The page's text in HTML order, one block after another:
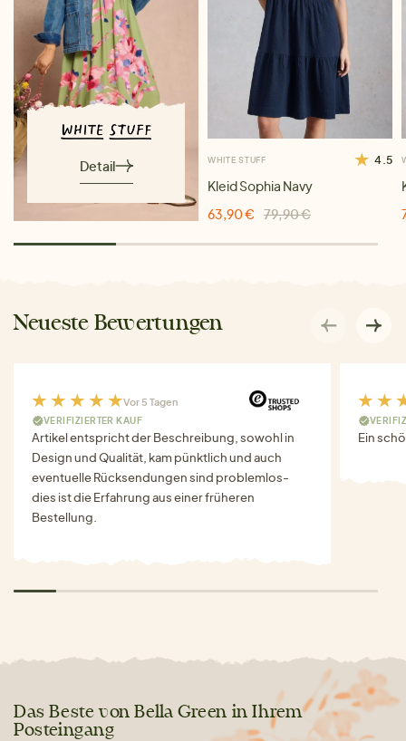
Detail WHITE STUFF 4.5
Kleid Sophia Navy
63,90 €
79,90 €
Neueste Bewertungen
Vor 5 Tagen
VERIFIZIERTER KAUF
Artikel entspricht der Beschreibung, sowohl in
Design und Qualität, kam pünktlich und auch
eventuelle Rücksendungen sind problemlos-
dies ist die Erfahrung aus einer früheren
Bestellung.
Ein
Das Beste von Bella Green in Ihrem
Posteingang